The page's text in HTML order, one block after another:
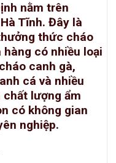
nằm trên
Tĩnh. Đây là
thức cháo
hàng có nhiều loại
canh gà,
cá và nhiều
chất lượng ẩm
có không gian
nghiệp.